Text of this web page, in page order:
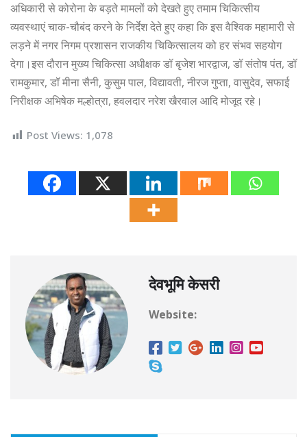
अधिकारी से कोरोना के बड़ते मामलों को देखते हुए तमाम चिकित्सीय
व्यवस्थाएं चाक-चौबंद करने के निर्देश देते हुए कहा कि इस वैश्विक महामारी से
लड़ने में नगर निगम प्रशासन राजकीय चिकित्सालय को हर संभव सहयोग
देगा।इस दौरान मुख्य चिकित्सा अधीक्षक डॉ बृजेश भारद्वाज, डॉ संतोष पंत, डॉ
रामकुमार, डॉ मीना सैनी, कुसुम पाल, विद्यावती, नीरज गुप्ता, वासुदेव, सफाई
निरीक्षक अभिषेक मल्होत्रा, हवलदार नरेश खैरवाल आदि मोजूद रहे।
Post Views: 1,078
देवभूमि केसरी
Website: